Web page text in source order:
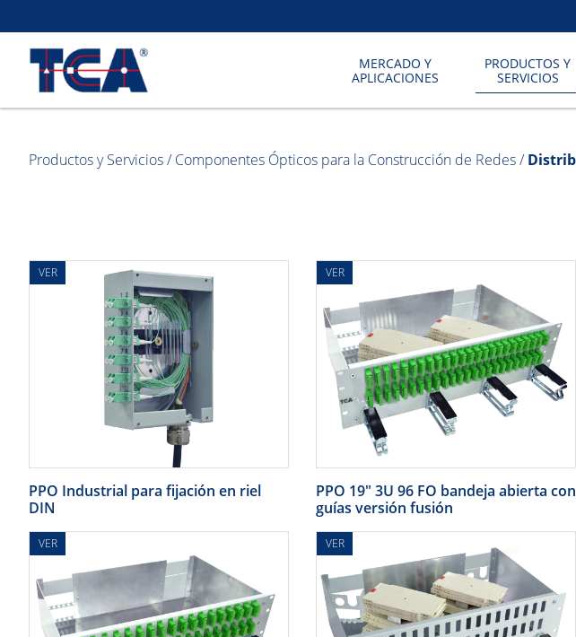
MERCADO Y
APLICACIONES
PRODUCTOS Y
SERVICIOS
Productos y Servicios/Componentes Ópticos para la Construcción de Redes/
VER
PPO Industrial para fijación en riel
DIN
VER
PPO 19" 3U 96 FO bandeja abierta con
guías versión fusión
VER VER